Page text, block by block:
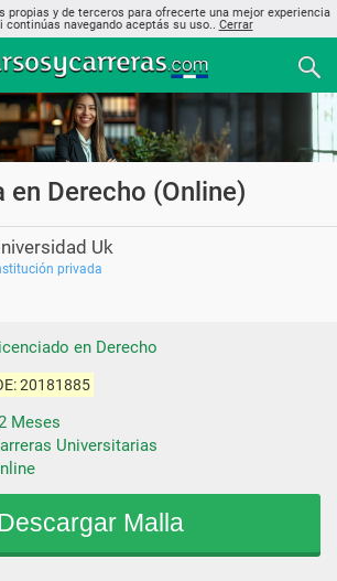
propias y de terceros para ofrecerte una mejor experiencia
continúas navegando aceptás su uso.. Cerrar
en Derecho (Online)
Uk
privada
en Derecho
20181885
Meses
Universitarias
Descargar Malla